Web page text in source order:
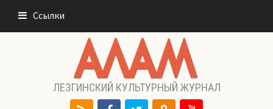
содержимому
Ссылки
ЛЕЗГИНСКИЙ КУЛЬТУРНЫЙ ЖУРНАЛ